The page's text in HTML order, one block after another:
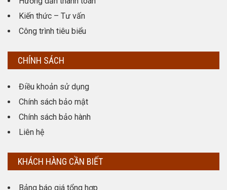
Kiến thức – Tư vấn
Công trình tiêu biểu
CHÍNH SÁCH
Điều khoản sử dụng
Chính sách bảo mật
Chính sách bảo hành
Liên hệ
KHÁCH HÀNG CẦN BIẾT
Bảng báo giá tổng hợp